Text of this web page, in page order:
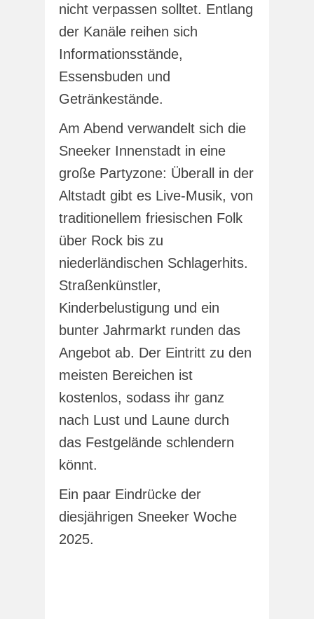
nicht verpassen solltet. Entlang
der Kanäle reihen sich
Informationsstände,
Essensbuden und
Getränkestände.
Am Abend verwandelt sich die
Sneeker Innenstadt in eine
große Partyzone: Überall in der
Altstadt gibt es Live-Musik, von
traditionellem friesischen Folk
über Rock bis zu
niederländischen Schlagerhits.
Straßenkünstler,
Kinderbelustigung und ein
bunter Jahrmarkt runden das
Angebot ab. Der Eintritt zu den
meisten Bereichen ist
kostenlos, sodass ihr ganz
nach Lust und Laune durch
das Festgelände schlendern
könnt.
Ein paar Eindrücke der
diesjährigen Sneeker Woche
2025.